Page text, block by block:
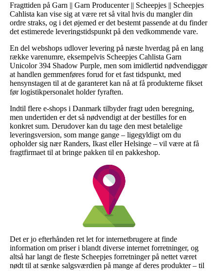
Fragttiden på Garn || Garn Producenter || Scheepjes || Scheepjes
Cahlista kan vise sig at være ret så vital hvis du mangler din
ordre straks, og i det øjemed er det bestemt passende at du finder
det estimerede leveringstidspunkt på den vedkommende vare.
En del webshops udlover levering på næste hverdag på en lang
række varenumre, eksempelvis Scheepjes Cahlista Garn
Unicolor 394 Shadow Purple, men som imidlertid nødvendiggør
at handlen gemmenføres forud for et fast tidspunkt, med
hensynstagen til at de garanteret kan nå at få produkterne fikset
før logistikpersonalet holder fyraften.
Indtil flere e-shops i Danmark tilbyder fragt uden beregning,
men undertiden er det så nødvendigt at der bestilles for en
konkret sum. Derudover kan du tage den mest betalelige
leveringsversion, som mange gange – ligegyldigt om du
opholder sig nær Randers, Ikast eller Helsinge – vil være at få
fragtfirmaet til at bringe pakken til en pakkeshop.
Det er jo efterhånden ret let for internetbrugere at finde
information om priser i blandt diverse internet forretninger, og
altså har langt de fleste Scheepjes forretninger på nettet været
nødt til at sænke salgsværdien på mange af deres produkter – til